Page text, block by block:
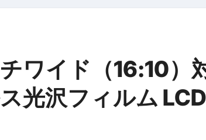
月で10kg減量した、私の痩せる9つの習慣 | レ
？情報収集との関係と見分け方を解説
データと前兆現象を徹底解説【2026】
は？
開始＆リリース記念キャンペーン【ムームード
ワイド（16:10）
光沢フィルム